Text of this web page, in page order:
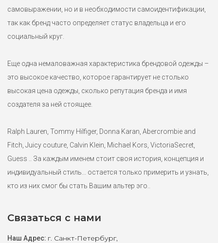
самовыражении, но и в необходимости самоидентификации,
так как бренд часто определяет статус владельца и его
социальный круг.
Еще одна немаловажная характеристика брендовой одежды –
это высокое качество, которое гарантирует не столько
высокая цена одежды, сколько репутация бренда и имя
создателя за ней стоящее.
Ralph Lauren, Tommy Hilfiger, Donna Karan, Abercrombie and
Fitch, Juicy couture, Calvin Klein, Michael Kors, VictoriaSecret,
Guess .. За каждым именем стоит своя история, концепция и
индивидуальный стиль... остается только примерить и узнать,
кто из них смог бы стать Вашим альтер эго..
Связаться с нами
Наш Адрес: г. Санкт-Петербург,